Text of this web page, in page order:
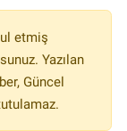
etmiş
Yazılan
Güncel